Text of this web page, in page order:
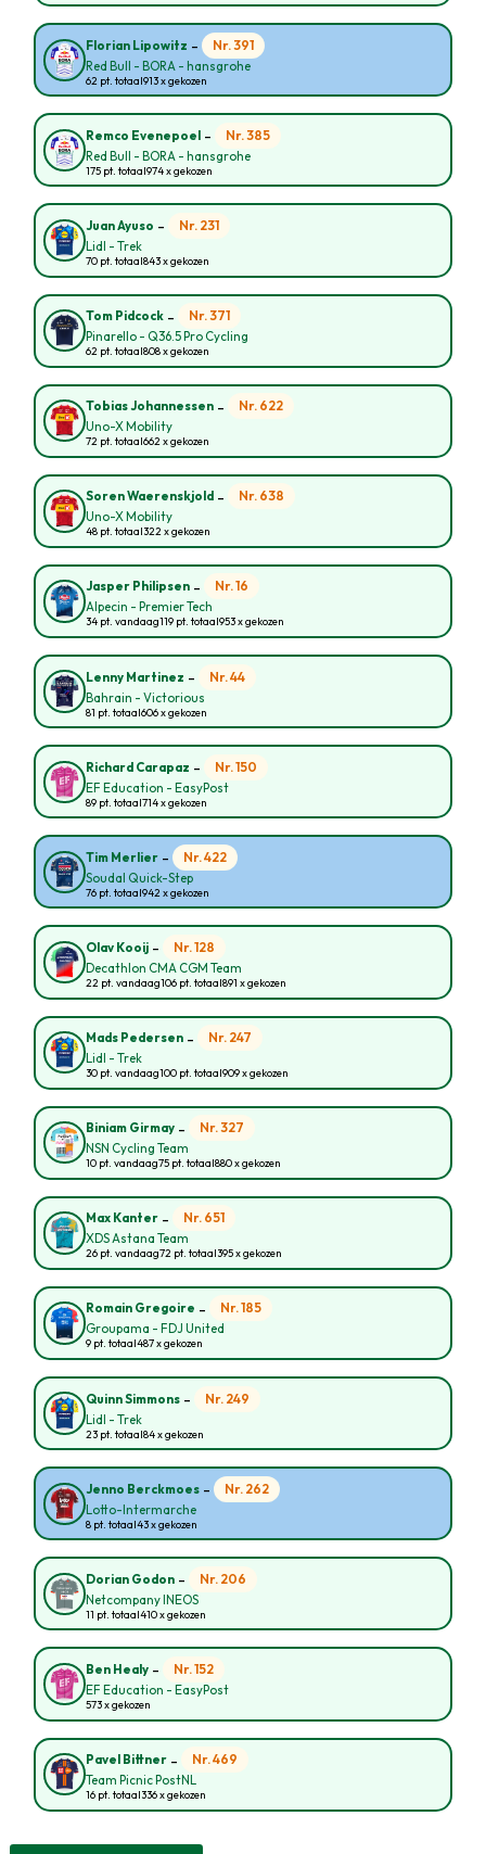
Florian Lipowitz - Nr. 391
Red Bull - BORA - hansgrohe
62 pt. totaal913 x gekozen
Remco Evenepoel - Nr. 385
Red Bull - BORA - hansgrohe
175 pt. totaal974 x gekozen
Juan Ayuso - Nr. 231
Lidl - Trek
70 pt. totaal843 x gekozen
Tom Pidcock - Nr. 371
Pinarello - Q36.5 Pro Cycling
62 pt. totaal808 x gekozen
Tobias Johannessen - Nr. 622
Uno-X Mobility
72 pt. totaal662 x gekozen
Soren Waerenskjold - Nr. 638
Uno-X Mobility
48 pt. totaal322 x gekozen
Jasper Philipsen - Nr. 16
Alpecin - Premier Tech
34 pt. vandaag119 pt. totaal953 x gekozen
Lenny Martinez - Nr. 44
Bahrain - Victorious
81 pt. totaal606 x gekozen
Richard Carapaz - Nr. 150
EF Education - EasyPost
89 pt. totaal714 x gekozen
Tim Merlier - Nr. 422
Soudal Quick-Step
76 pt. totaal942 x gekozen
Olav Kooij - Nr. 128
Decathlon CMA CGM Team
22 pt. vandaag106 pt. totaal891 x gekozen
Mads Pedersen - Nr. 247
Lidl - Trek
30 pt. vandaag100 pt. totaal909 x gekozen
Biniam Girmay - Nr. 327
NSN Cycling Team
10 pt. vandaag75 pt. totaal880 x gekozen
Max Kanter - Nr. 651
XDS Astana Team
26 pt. vandaag72 pt. totaal395 x gekozen
Romain Gregoire - Nr. 185
Groupama - FDJ United
9 pt. totaal487 x gekozen
Quinn Simmons - Nr. 249
Lidl - Trek
23 pt. totaal84 x gekozen
Jenno Berckmoes - Nr. 262
Lotto-Intermarche
8 pt. totaal43 x gekozen
Dorian Godon - Nr. 206
Netcompany INEOS
11 pt. totaal410 x gekozen
Ben Healy - Nr. 152
EF Education - EasyPost
573 x gekozen
Pavel Bittner - Nr. 469
Team Picnic PostNL
16 pt. totaal336 x gekozen